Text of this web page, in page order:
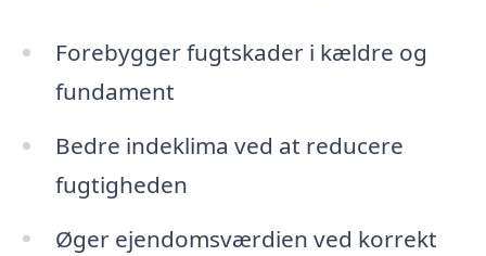
Forebygger fugtskader i kældre og
fundament
Bedre indeklima ved at reducere
fugtigheden
Øger ejendomsværdien ved korrekt